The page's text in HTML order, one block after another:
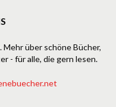
über schöne Bücher,
- für alle, die gern lesen.